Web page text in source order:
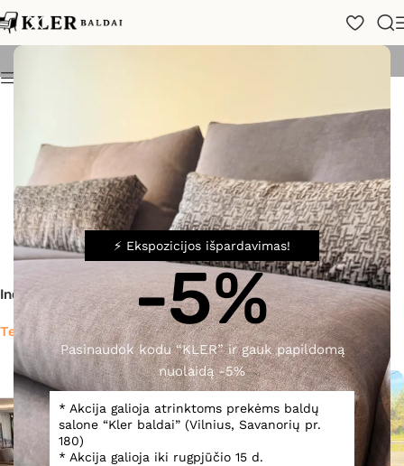
⚡ Ekspozicijos išpardavimas!
-5%
Pasinaudok kodu “KLER” ir gauk papildomą
nuolaidą -5%
* Akcija galioja atrinktoms prekėms baldų
salone “Kler baldai” (Vilnius, Savanorių pr.
180)
* Akcija galioja iki rugpjūčio 15 d.
Indaujos
Indauja Corso Como
Teirautis
-30%
Indauja Diciotto
2 267,00€ 1 587,00€